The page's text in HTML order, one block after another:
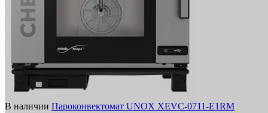
В наличии Пароконвектомат UNOX XEVC-0711-E1RM